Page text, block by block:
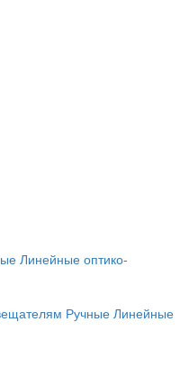
Линейные оптико-
Ручные Линейные